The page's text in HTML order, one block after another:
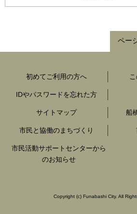
ペー
初めてご利用の方へ
IDやパスワードを忘れた方
サイトマップ 船
市民と協働のまちづくり
市民活動サポートセンターから
のお知らせ
Copyright (c) Funabashi City. All